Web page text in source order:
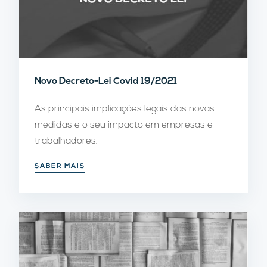
Novo Decreto-Lei Covid 19/2021
As principais implicações legais das novas
medidas e o seu impacto em empresas e
trabalhadores.
SABER MAIS